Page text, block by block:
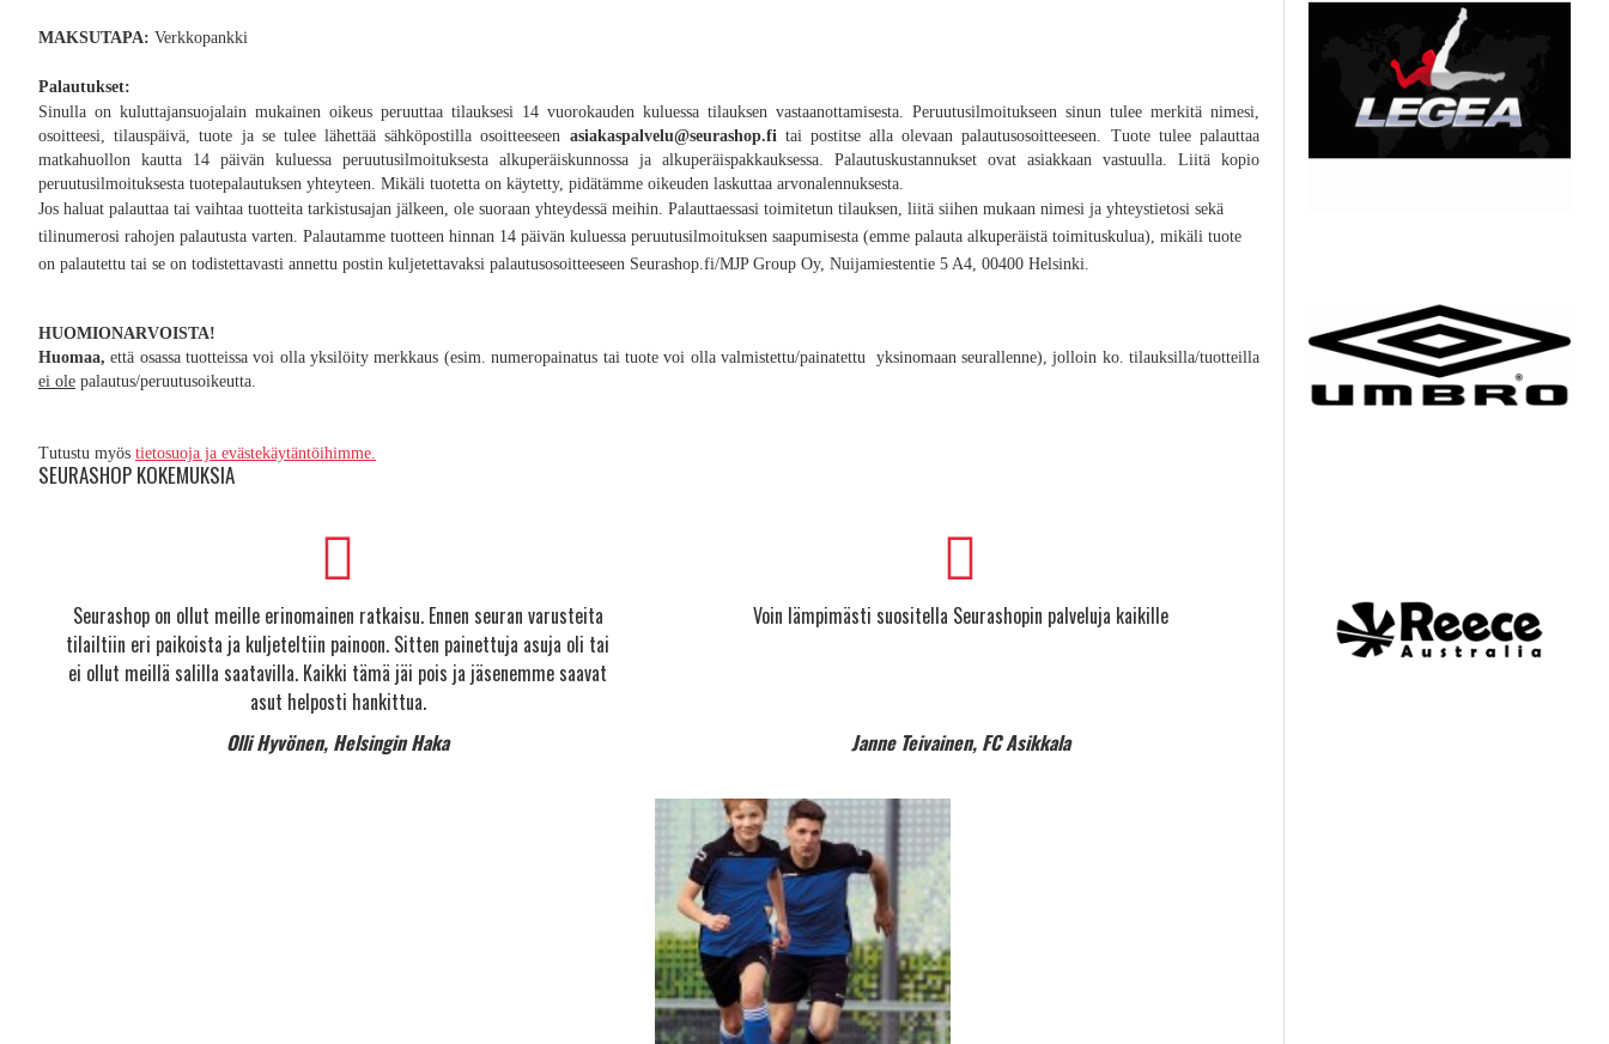
MAKSUTAPA: Verkkopankki
Palautukset:
Sinulla on kuluttajansuojalain mukainen oikeus peruuttaa tilauksesi 14 vuorokauden kuluessa tilauksen vastaanottamisesta. Peruutusilmoitukseen sinun tulee merkitä nimesi,
osoitteesi, tilauspäivä, tuote ja se tulee lähettää sähköpostilla osoitteeseen asiakaspalvelu@seurashop.fi tai postitse alla olevaan palautusosoitteeseen. Tuote tulee palauttaa
matkahuollon kautta 14 päivän kuluessa peruutusilmoituksesta alkuperäiskunnossa ja alkuperäispakkauksessa. Palautuskustannukset ovat asiakkaan vastuulla. Liitä kopio
peruutusilmoituksesta tuotepalautuksen yhteyteen. Mikäli tuotetta on käytetty, pidätämme oikeuden laskuttaa arvonalennuksesta.
Jos haluat palauttaa tai vaihtaa tuotteita tarkistusajan jälkeen, ole suoraan yhteydessä meihin. Palauttaessasi toimitetun tilauksen, liitä siihen mukaan nimesi ja yhteystietosi sekä
tilinumerosi rahojen palautusta varten. Palautamme tuotteen hinnan 14 päivän kuluessa peruutusilmoituksen saapumisesta (emme palauta alkuperäistä toimituskulua), mikäli tuote
on palautettu tai se on todistettavasti annettu postin kuljetettavaksi palautusosoitteeseen Seurashop.fi/MJP Group Oy, Nuijamiestentie 5 A4, 00400 Helsinki.
HUOMIONARVOISTA!
Huomaa,että osassa tuotteissa voi olla yksilöity merkkaus (esim. numeropainatus tai tuote voi olla valmistettu/painatettu yksinomaan seurallenne), jolloin ko. tilauksilla/tuotteilla
ei ole palautus/peruutusoikeutta.
Tutustu myös tietosuoja ja evästekäytäntöihimme.
SEURASHOP KOKEMUKSIA
Seurashop on ollut meille erinomainen ratkaisu. Ennen seuran varusteita
tilailtiin eri paikoista ja kuljeteltiin painoon. Sitten painettuja asuja oli tai
ei ollut meillä salilla saatavilla. Kaikki tämä jäi pois ja jäsenemme saavat
asut helposti hankittua.
Olli Hyvönen, Helsingin Haka
Voin lämpimästi suositella Seurashopin palveluja kaikille
Janne Teivainen, FC Asikkala